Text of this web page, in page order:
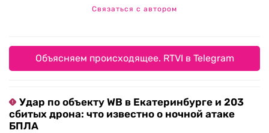
Связаться с автором
Объясняем происходящее. RTVI в Telegram
Удар по объекту WB в Екатеринбурге и 203
сбитых дрона: что известно о ночной атаке
БПЛА